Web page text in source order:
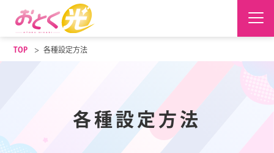
TOP 各種設定方法
各種設定方法